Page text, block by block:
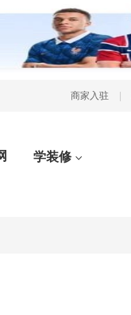
商家入驻
学装修